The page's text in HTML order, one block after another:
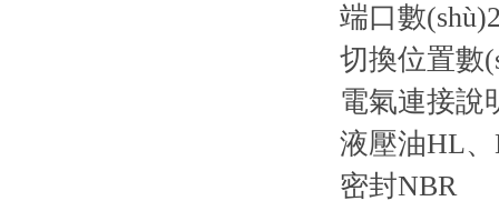
端口數(shù)
切換位置數
電氣連接說
液壓油HL、
密封NBR